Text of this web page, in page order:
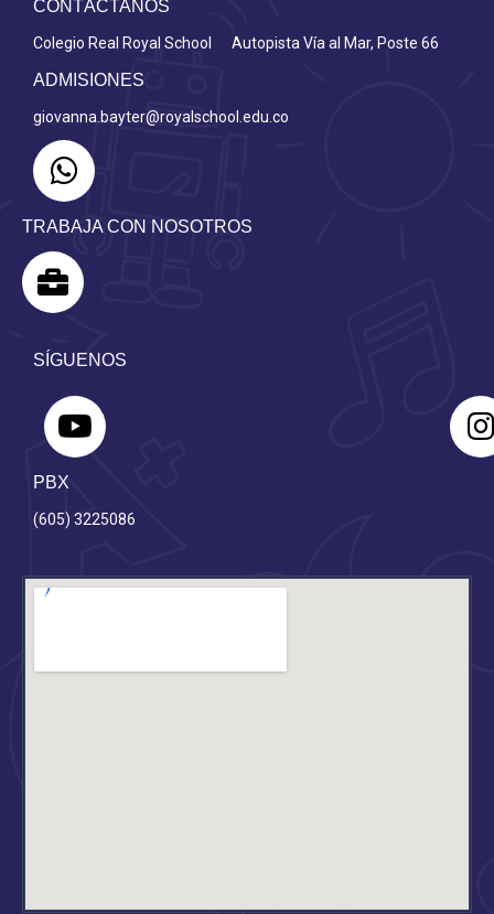
CONTÁCTANOS
Colegio Real Royal School Autopista Vía al Mar, Poste 66
ADMISIONES
giovanna.bayter@royalschool.edu.co
TRABAJA CON NOSOTROS
SÍGUENOS
PBX
(605) 3225086